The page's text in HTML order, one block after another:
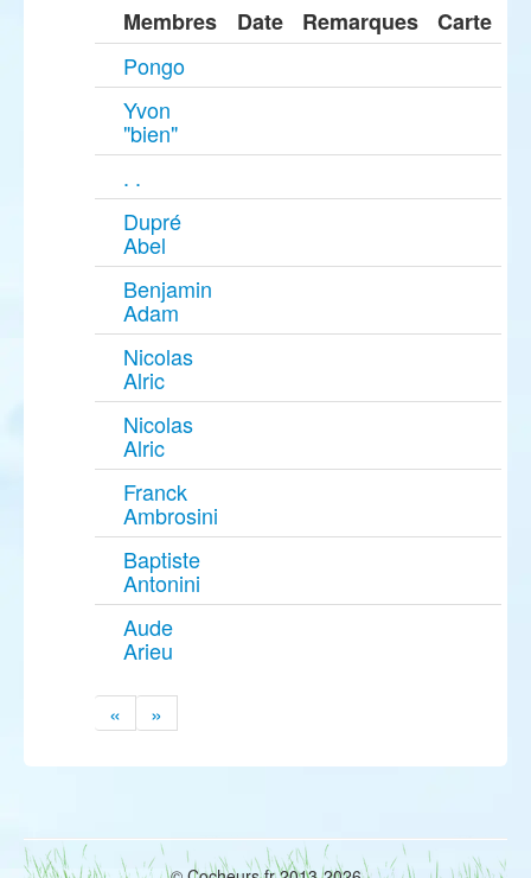
Membres Date Remarques
Carte
Pongo
Yvon
"bien"
. .
Dupré
Abel
Benjamin
Adam
Nicolas
Alric
Nicolas
Alric
Franck
Ambrosini
Baptiste
Antonini
Aude
Arieu
« »